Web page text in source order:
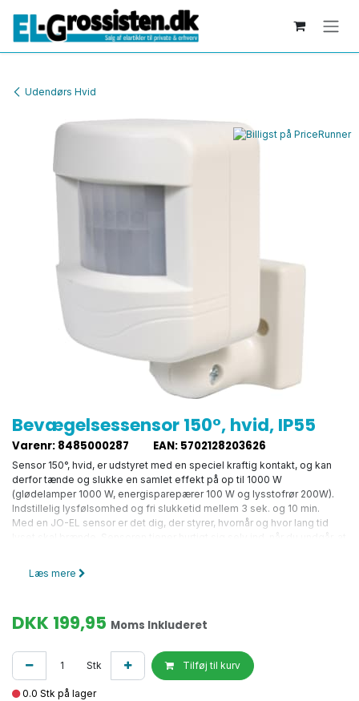
Udendørs Hvid
Bevægelsessensor 150°, hvid, IP55
Varenr: 8485000287 EAN: 5702128203626
Sensor 150°, hvid, er udstyret med en speciel kraftig kontakt, og kan
derfor tænde og slukke en samlet effekt på op til 1000 W
(glødelamper 1000 W, energisparepærer 100 W og lysstofrør 200W).
Indstillelig lysfølsomhed og fri slukketid mellem 3 sek. og 10 min.
Med en JO-EL sensor er det dig, der styrer, hvornår og hvor lang tid
havegangen, i garagen, på trappen, i gangen, i bryggerset eller hvor
det er rart, at lyset tænder automatisk. Brugsvejledningen er på dansk.
Synsvinkel: 150°, Rækkevidde: 4 m til hver side og 12m frem, Slukketid:
fra 2 - 2000 lux.
Læs mere
DKK199,95 Moms Inkluderet
Stk Tilføj til kurv
0.0 Stk på lager